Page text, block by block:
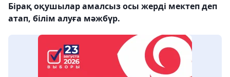
Бірақ оқушылар амалсыз осы жерді мектеп деп
атап, білім алуға мәжбүр.